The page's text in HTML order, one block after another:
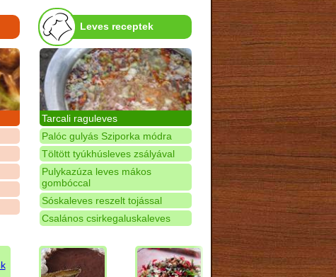
Leves receptek
Tarcali raguleves
Palóc gulyás Sziporka módra
Töltött tyúkhúsleves zsályával
Pulykazúza leves mákos
gombóccal
Sóskaleves reszelt tojással
Csalános csirkegaluskaleves